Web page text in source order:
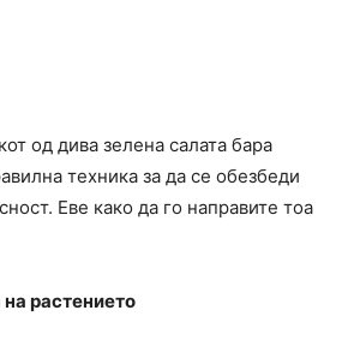
од дива зелена салата бара
техника за да се обезбеди
Еве како да го направите тоа
растението